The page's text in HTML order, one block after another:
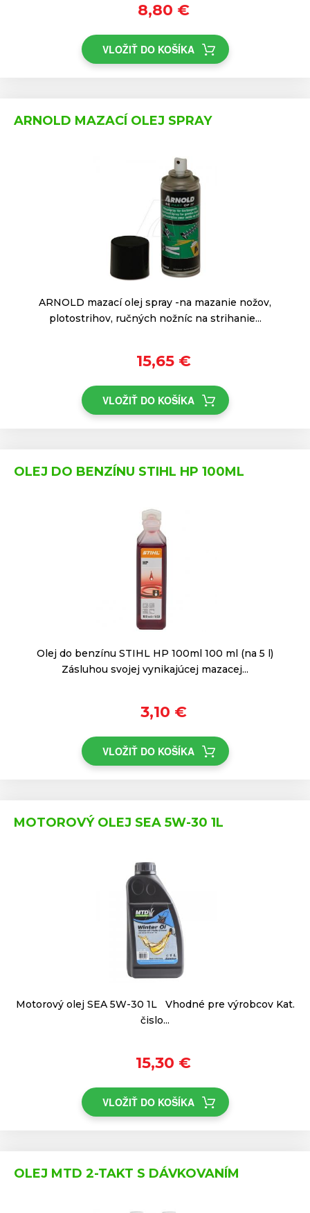
8,80 €
VLOŽIŤ DO KOŠÍKA
ARNOLD MAZACÍ OLEJ SPRAY
ARNOLD mazací olej spray -na mazanie nožov,
plotostrihov, ručných nožníc na strihanie...
15,65 €
VLOŽIŤ DO KOŠÍKA
OLEJ DO BENZÍNU STIHL HP 100ML
Olej do benzínu STIHL HP 100ml 100 ml (na 5 l)
Zásluhou svojej vynikajúcej mazacej...
3,10 €
VLOŽIŤ DO KOŠÍKA
MOTOROVÝ OLEJ SEA 5W-30 1L
Motorový olej SEA 5W-30 1L Vhodné pre výrobcov Kat.
čislo...
15,30 €
VLOŽIŤ DO KOŠÍKA
OLEJ MTD 2-TAKT S DÁVKOVANÍM